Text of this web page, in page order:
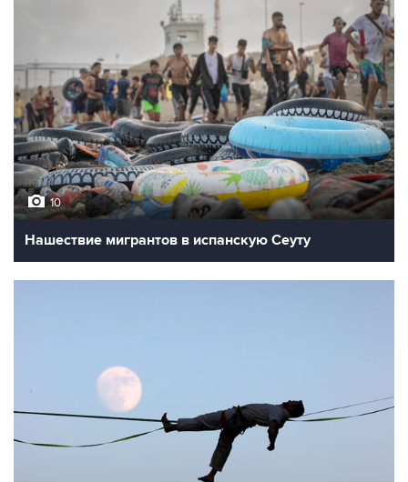
10
Нашествие мигрантов в испанскую Сеуту